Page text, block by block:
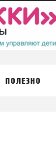
ПОЛЕЗНО